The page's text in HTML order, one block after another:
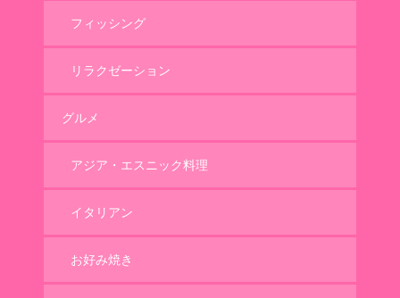
フィッシング
リラクゼーション
グルメ
アジア・エスニック料理
イタリアン
お好み焼き